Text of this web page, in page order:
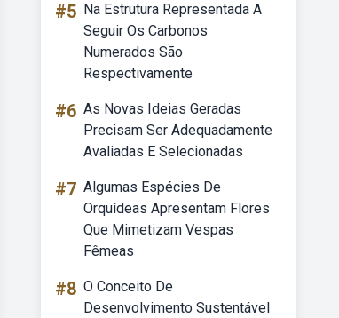
#5 Na Estrutura Representada A
Seguir Os Carbonos
Numerados São
Respectivamente
#6 As Novas Ideias Geradas
Precisam Ser Adequadamente
Avaliadas E Selecionadas
#7 Algumas Espécies De
Orquídeas Apresentam Flores
Que Mimetizam Vespas
Fêmeas
#8 O Conceito De
Desenvolvimento Sustentável